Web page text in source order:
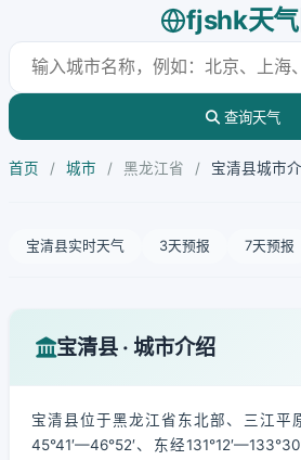
fjshk天气
查询天气
首页 / 城市 / 黑龙江省 / 宝清县城市
宝清县实时天气 3天预报 7天预报
宝清县 · 城市介绍
宝清县位于黑龙江省东北部、三江平
45°41′—46°52′、东经